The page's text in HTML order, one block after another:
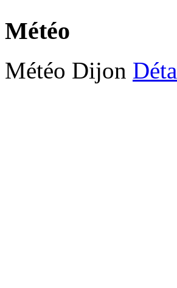
Météo
Météo Dijon